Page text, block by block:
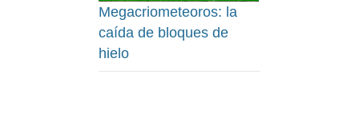
Megacriometeoros: la
caída de bloques de
hielo